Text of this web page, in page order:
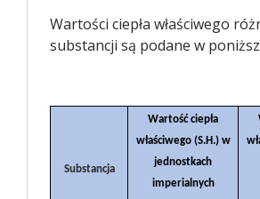
Wartości ciepła właściwego
substancji są podane w
Substancja
Wartość ciepła
właściwego (S.H.) w
jednostkach
imperialnych